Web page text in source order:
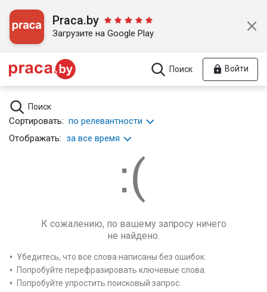
Praca.by
Загрузите на Google Play
Поиск Войти
Поиск
Сортировать: по релевантности
Отображать: за все время
К сожалению, по вашему запросу ничего
не найдено.
Убедитесь, что все слова написаны без ошибок.
Попробуйте перефразировать ключевые слова.
Попробуйте упростить поисковый запрос.